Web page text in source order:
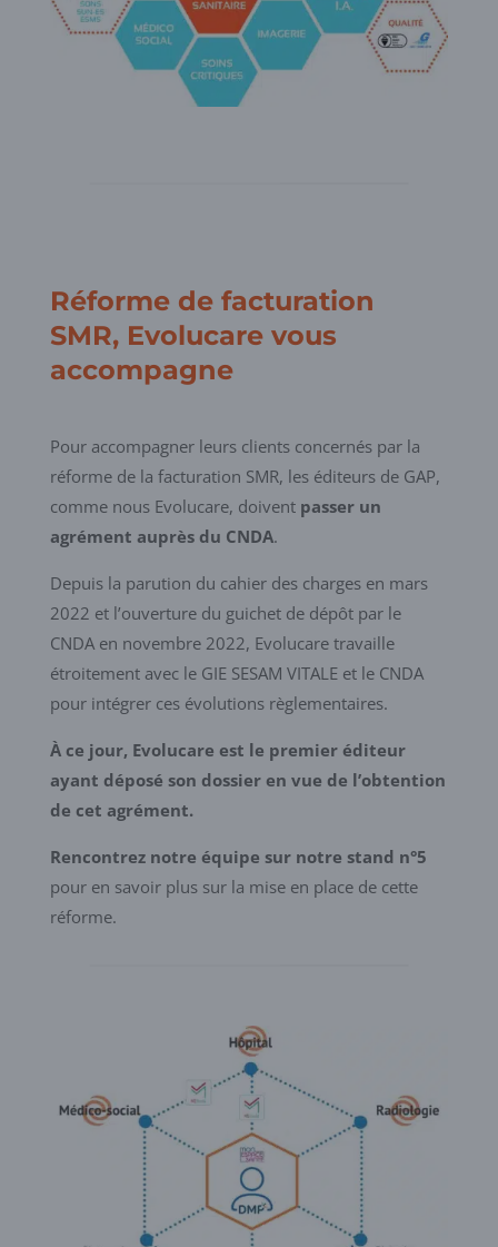
Réforme de facturation
SMR, Evolucare vous
accompagne
Pour accompagner leurs clients concernés par la
réforme de la facturation SMR, les éditeurs de GAP,
comme nous Evolucare, doivent passer un
agrément auprès du CNDA.
Depuis la parution du cahier des charges en mars
2022 et l’ouverture du guichet de dépôt par le
CNDA en novembre 2022, Evolucare travaille
étroitement avec le GIE SESAM VITALE et le CNDA
pour intégrer ces évolutions règlementaires.
À ce jour, Evolucare est le premier éditeur
ayant déposé son dossier en vue de l’obtention
de cet agrément.
Rencontrez notre équipe sur notre stand n°5
pour en savoir plus sur la mise en place de cette
réforme.